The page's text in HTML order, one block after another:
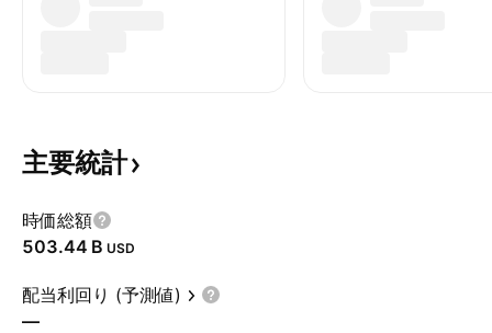
主要統計
時価総額
‪503.44 B‬ USD
配当利回り (予測値)
—